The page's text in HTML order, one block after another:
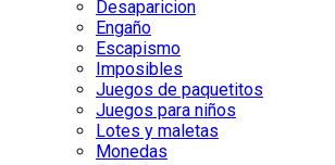
Desaparicion
Engaño
Escapismo
Imposibles
Juegos de paquetitos
Juegos para niños
Lotes y maletas
Monedas